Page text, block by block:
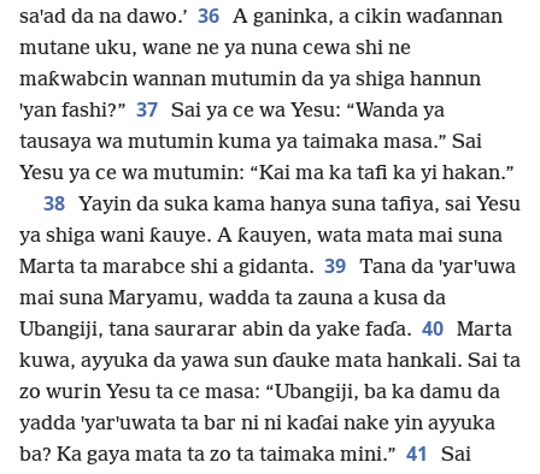
saꞌad da na dawo.’ 36 A ganinka, a cikin waɗannan
mutane uku, wane ne ya nuna cewa shi ne
maƙwabcin wannan mutumin da ya shiga hannun
ꞌyan fashi?” 37 Sai ya ce wa Yesu: “Wanda ya
tausaya wa mutumin kuma ya taimaka masa.” Sai
Yesu ya ce wa mutumin: “Kai ma ka tafi ka yi hakan.”
38
Yayin da suka kama hanya suna tafiya, sai Yesu
ya shiga wani ƙauye. A ƙauyen, wata mata mai suna
Marta ta marabce shi a gidanta. 39 Tana da ꞌyarꞌuwa
mai suna Maryamu, wadda ta zauna a kusa da
Ubangiji, tana saurarar abin da yake faɗa. 40 Marta
kuwa, ayyuka da yawa sun ɗauke mata hankali. Sai ta
zo wurin Yesu ta ce masa: “Ubangiji, ba ka damu da
yadda ꞌyarꞌuwata ta bar ni ni kaɗai nake yin ayyuka
ba? Ka gaya mata ta zo ta taimaka mini.” 41
Sai